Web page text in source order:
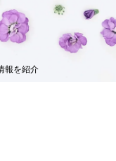
報を紹介